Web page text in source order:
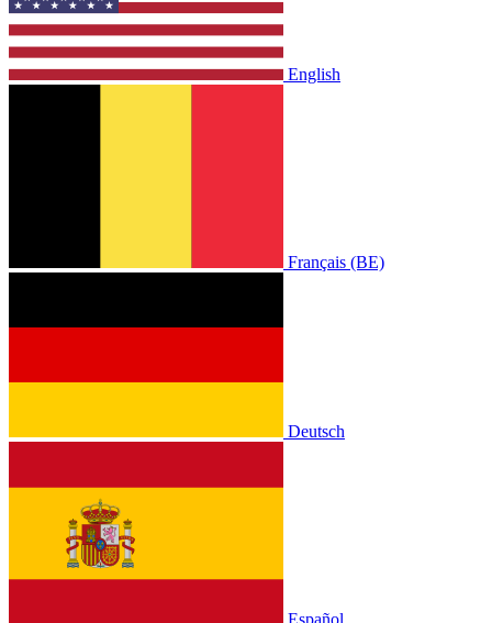
English
Français (BE)
Deutsch